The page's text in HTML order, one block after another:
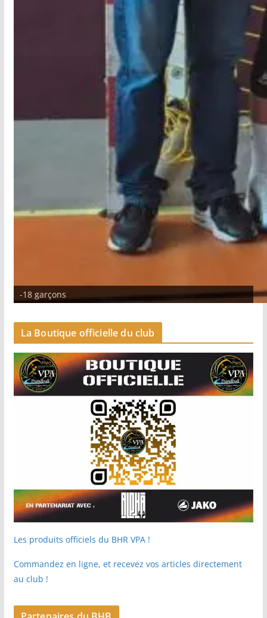
-18 garçons
La Boutique officielle du club
Les produits officiels du BHR VPA !
Commandez en ligne, et recevez vos articles directement
au club !